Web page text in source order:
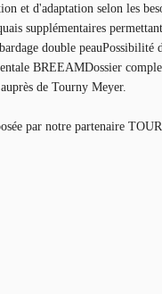
et d'adaptation selon les
supplémentaires
double peauPossibilité
BREEAMDossier
de Tourny Meyer.
par notre partenaire